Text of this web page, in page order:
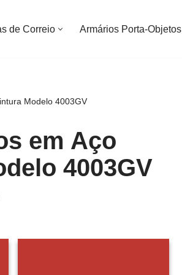
de Correio Armários Porta-Objetos
Modelo 4003GV
em Aço
4003GV